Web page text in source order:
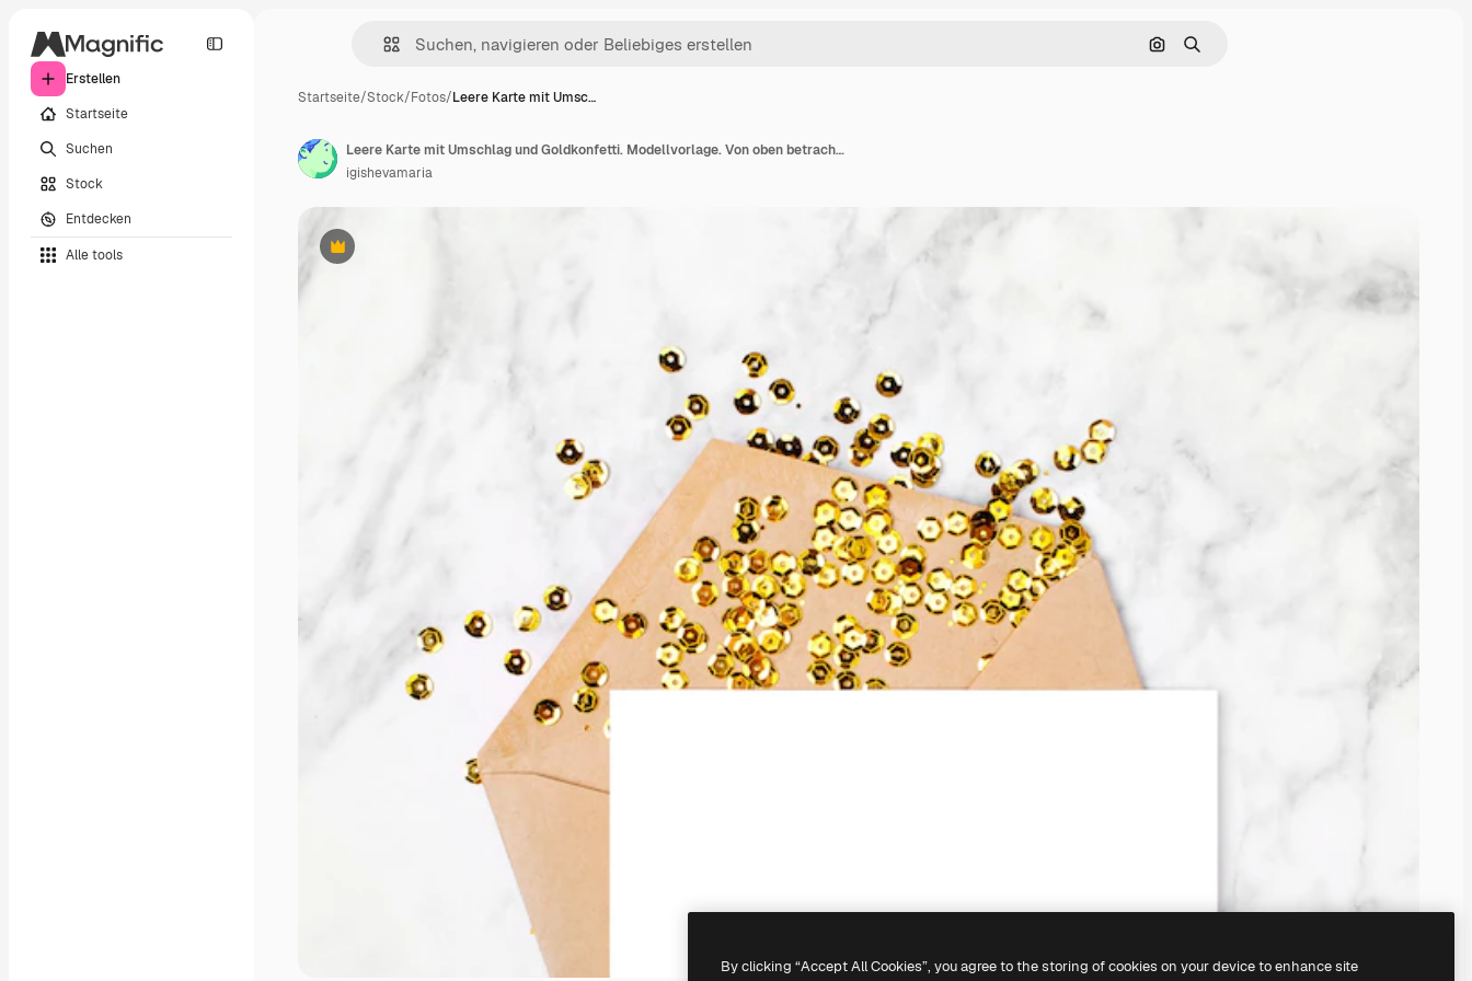
Erstellen
Startseite
Suchen
Stock
Entdecken
Alle tools
Nach Bild suchen
Suchen
Startseite/Stock/Fotos/Leere Karte mit Umsc…
Premium
Leere Karte mit Umschlag und Goldkonfetti. Modellvorlage. Von oben betrachten
igishevamaria
By clicking “Accept All Cookies”, you agree to the storing of cookies on your device to enhance site